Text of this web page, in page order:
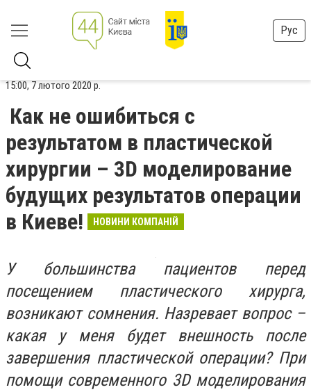
Рус
15:00, 7 лютого 2020 р.
Как не ошибиться с
результатом в пластической
хирургии – 3D моделирование
будущих результатов операции
в Киеве!
НОВИНИ КОМПАНІЙ
У большинства пациентов перед
посещением пластического хирурга,
возникают сомнения. Назревает вопрос –
какая у меня будет внешность после
завершения пластической операции? При
помощи современного 3D моделирования